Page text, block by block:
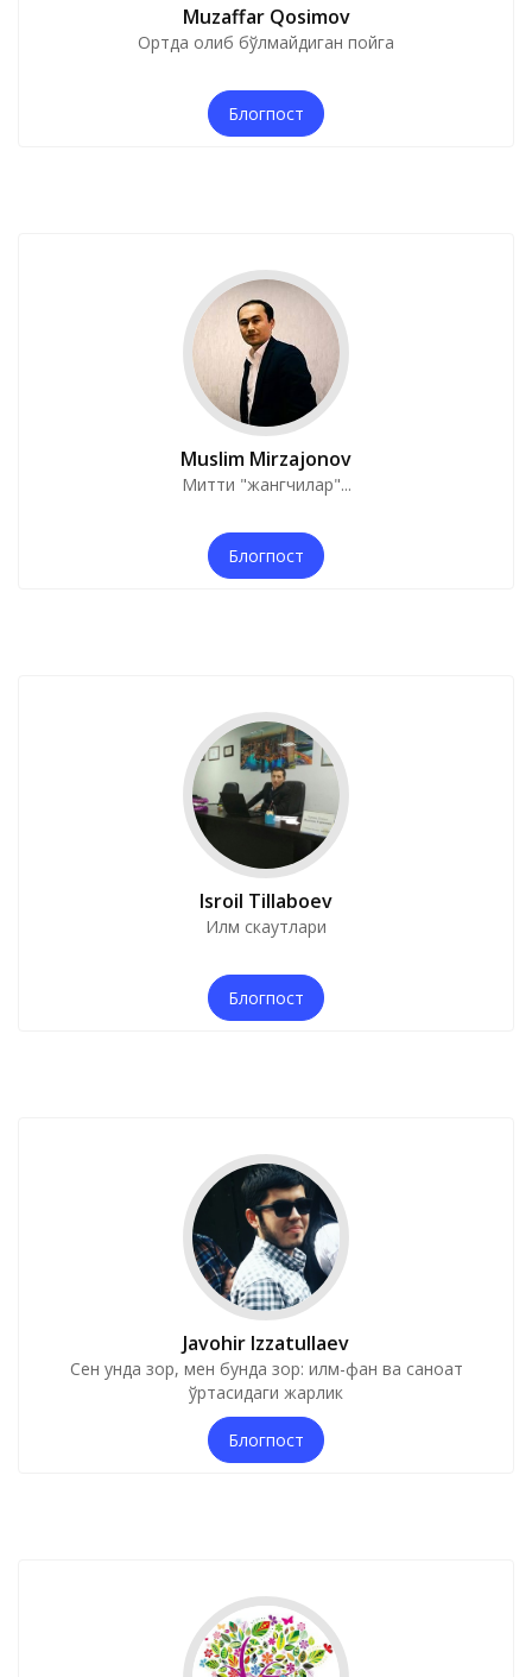
Muzaffar Qosimov
Ортда қолиб бўлмайдиган пойга
Блогпост
Muslim Mirzajonov
Митти "жангчилар"...
Блогпост
Isroil Tillaboev
Илм скаутлари
Блогпост
Javohir Izzatullaev
Сен унда зор, мен бунда зор: илм-фан ва саноат
ўртасидаги жарлик
Блогпост